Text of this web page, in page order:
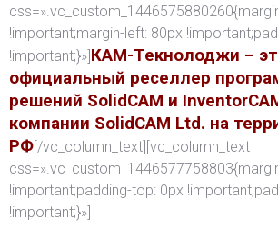
!important;margin-left: 80px
!important;}»]КАМ-Текнолоджи –
официальный реселлер
решений SolidCAM и
компании SolidCAM Ltd. на
РФ[/vc_column_text][vc_column_text
!important;padding-top: 0px
!important;}»]